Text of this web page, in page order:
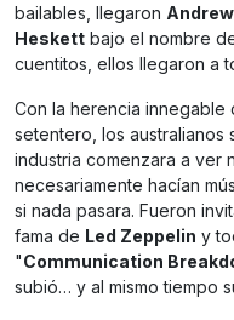
bailables, llegaron
Heskett bajo el nombre
cuentitos, ellos llegaron a
Con la herencia innegable
setentero, los australianos
industria comenzara a ver
necesariamente hacían
si nada pasara. Fueron
fama de Led Zeppelin y
"Communication
subió… y al mismo tiempo